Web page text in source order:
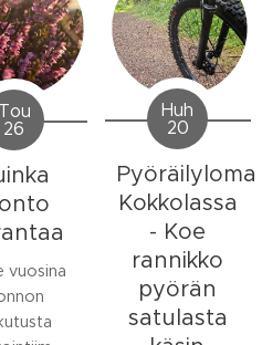
Tou
26
vuosina
Huh
20
Pyöräilyloma
Kokkolassa
- Koe
rannikko
pyörän
satulasta